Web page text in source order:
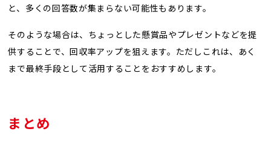
と、多くの回答数が集まらない可能性もあります。
そのような場合は、ちょっとした懸賞品やプレゼントなどを提
供することで、回収率アップを狙えます。ただしこれは、あく
まで最終手段として活用することをおすすめします。
まとめ